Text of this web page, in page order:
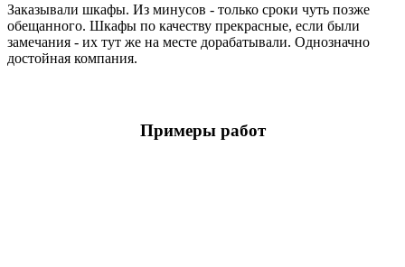
Заказывали шкафы. Из минусов - только сроки чуть позже
обещанного. Шкафы по качеству прекрасные, если были
замечания - их тут же на месте дорабатывали. Однозначно
достойная компания.
Примеры работ